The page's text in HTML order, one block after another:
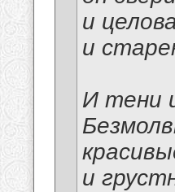
и
и
И тени
и